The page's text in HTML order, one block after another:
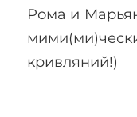
Рома и
кривляний!)